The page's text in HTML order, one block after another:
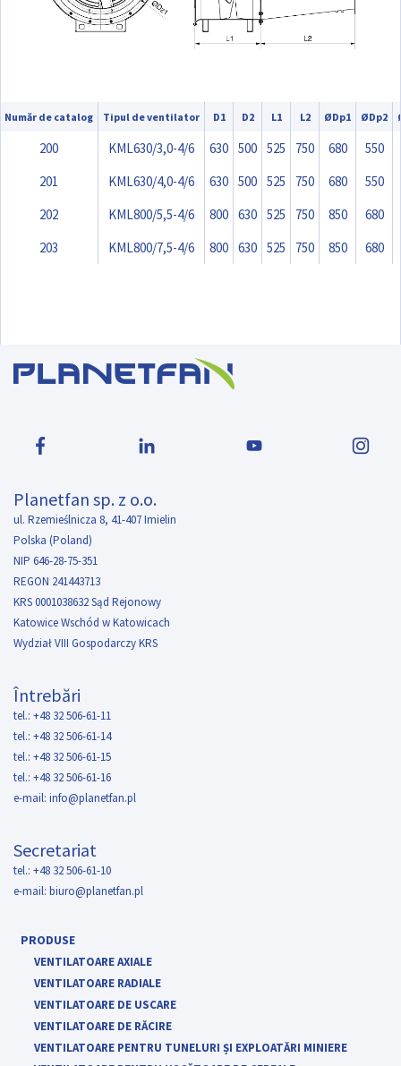
Număr de catalog Tipul de ventilator D1 D2 L1 L2 ØDp1 ØDp2
200 KML630/3,0-4/6 630 500 525 750 680
550
201
KML630/4,0-4/6 630 500 525 750 680
550
202
KML800/5,5-4/6 800 630 525 750 850
680
203
KML800/7,5-4/6 800 630 525 750 850 680
Planetfan sp. z o.o.
ul. Rzemieślnicza 8, 41-407 Imielin
Polska (Poland)
NIP 646-28-75-351
REGON 241443713
KRS 0001038632 Sąd Rejonowy
Katowice Wschód w Katowicach
Wydział VIII Gospodarczy KRS
Întrebări
tel.: +48 32 506-61-11
tel.: +48 32 506-61-14
tel.: +48 32 506-61-15
tel.: +48 32 506-61-16
e-mail: info@planetfan.pl
Secretariat
tel.: +48 32 506-61-10
e-mail: biuro@planetfan.pl
PRODUSE
VENTILATOARE AXIALE
VENTILATOARE RADIALE
VENTILATOARE DE USCARE
VENTILATOARE DE RĂCIRE
VENTILATOARE PENTRU TUNELURI ȘI EXPLOATĂRI MINIERE